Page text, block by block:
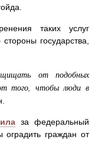
таких услуг
государства,
от подобных
того, чтобы люди в
за федеральный
оградить граждан от